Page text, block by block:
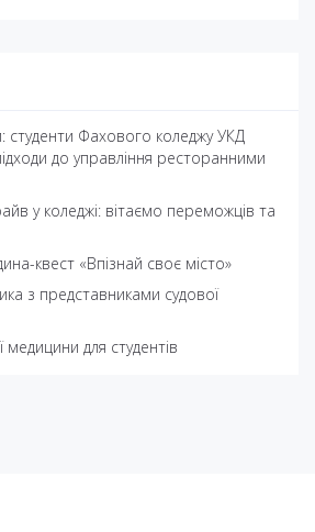
студенти Фахового коледжу УКД
до управління ресторанними
у коледжі: вітаємо переможців та
квест «Впізнай своє місто»
з представниками судової
для студентів